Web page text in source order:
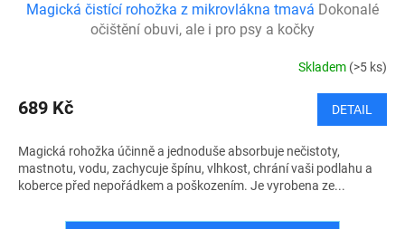
Magická čistící rohožka z mikrovlákna tmavá Dokonalé
očištění obuvi, ale i pro psy a kočky
Skladem (>5 ks)
689 Kč DETAIL
Magická rohožka účinně a jednoduše absorbuje nečistoty,
mastnotu, vodu, zachycuje špínu, vlhkost, chrání vaši podlahu a
koberce před nepořádkem a poškozením. Je vyrobena ze...